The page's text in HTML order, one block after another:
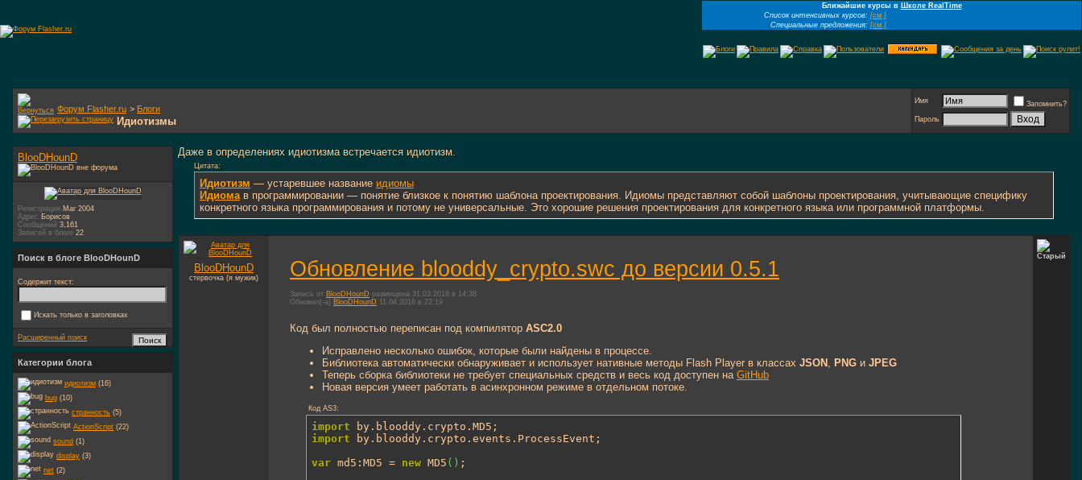
Ближайшие курсы в Школе RealTime
Список интенсивных курсов: [см.]
Специальные предложения: [см.]
Форум Flasher.ru > Блоги
Идиотизмы
Имя
Запомнить?
Пароль
Даже в определениях идиотизма встречается идиотизм.
Цитата:
Идиотизм — устаревшее название идиомы
Идиомав программировании — понятие близкое к понятию шаблона проектирования. Идиомы представляют собой шаблоны проектирования, учитывающие специфику
конкретного языка программирования и потому не универсальные. Это хорошие решения проектирования для конкретного языка или программной платформы.
BlooDHounD
стервочка (я мужик) Обновление blooddy_crypto.swc до версии 0.5.1
Запись от BlooDHounD размещена 31.03.2016 в 14:38
Обновил(-а) BlooDHounD 11.04.2016 в 22:19
Код был полностью переписан под компилятор ASC2.0
Исправлено несколько ошибок, которые были найдены в процессе.
Библиотека автоматически обнаруживает и использует нативные методы Flash Player в классах JSON , PNG и JPEG
Теперь сборка библиотеки не требует специальных средств и весь код доступен на GitHub
Новая версия умеет работать в асинхронном режиме в отдельном потоке.
Код AS3:
import
import by.blooddy.crypto.events.ProcessEvent;
var md5:MD5 = new MD5 ( ) ;
BlooDHounD
Регистрация Mar 2004
Адрес Борисов
Сообщений 3,161
Записей в блоге 22
Поиск в блоге BlooDHounD
Содержит текст:
Искать только в заголовках
Расширенный поиск
Категории блога
идиотизм (16)
bug (10)
странность (5)
ActionScript (22)
sound (1)
display (3)
net (2)